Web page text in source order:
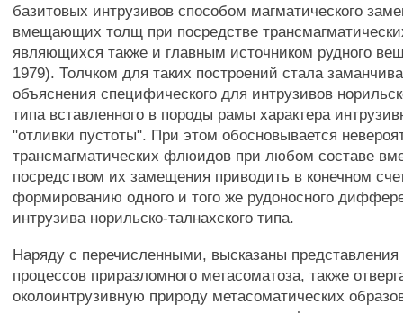
базитовых интрузивов способом магматического
вмещающих толщ при посредстве
являющихся также и главным источником рудного
1979). Толчком для таких построений стала
объяснения специфического для интрузивов
типа вставленного в породы рамы характера
"отливки пустоты". При этом обосновывается
трансмагматических флюидов при любом составе
посредством их замещения приводить в конечном
формированию одного и того же рудоносного
интрузива норильско-талнахского типа.
Наряду с перечисленными, высказаны
процессов приразломного метасоматоза, также
околоинтрузивную природу метасоматических